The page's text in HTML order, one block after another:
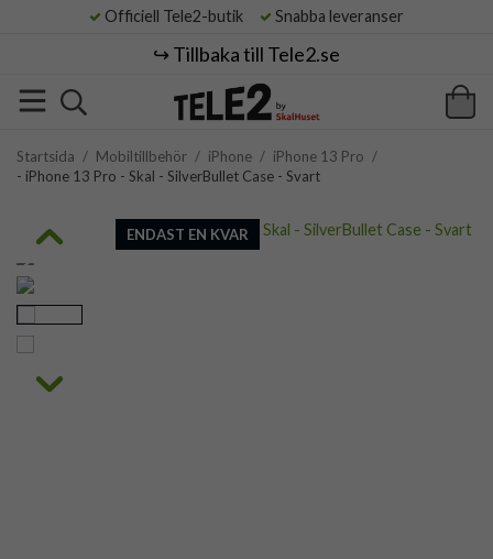
Officiell Tele2-butik Snabba leveranser
↪️ Tillbaka till Tele2.se
Startsida / Mobiltillbehör / iPhone / iPhone 13 Pro /
- iPhone 13 Pro - Skal - SilverBullet Case - Svart
ENDAST EN KVAR